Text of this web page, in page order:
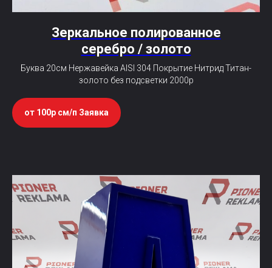
Зеркальное полированное
серебро / золото
Буква 20см Нержавейка AISI 304 Покрытие Нитрид Титан-
золото без подсветки 2000р
от 100р см/п Заявка